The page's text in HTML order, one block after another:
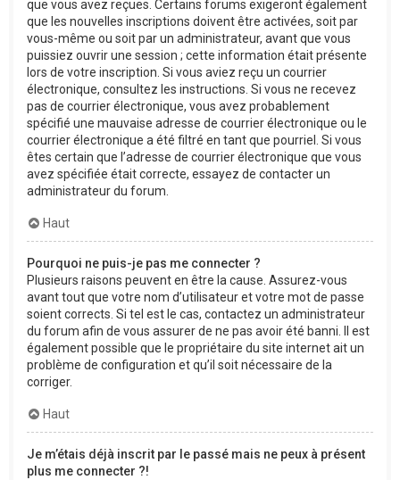
que vous avez reçues. Certains forums exigeront également
que les nouvelles inscriptions doivent être activées, soit par
vous-même ou soit par un administrateur, avant que vous
puissiez ouvrir une session ; cette information était présente
lors de votre inscription. Si vous aviez reçu un courrier
électronique, consultez les instructions. Si vous ne recevez
pas de courrier électronique, vous avez probablement
spécifié une mauvaise adresse de courrier électronique ou le
courrier électronique a été filtré en tant que pourriel. Si vous
êtes certain que l’adresse de courrier électronique que vous
avez spécifiée était correcte, essayez de contacter un
administrateur du forum.
Haut
Pourquoi ne puis-je pas me connecter ?
Plusieurs raisons peuvent en être la cause. Assurez-vous
avant tout que votre nom d’utilisateur et votre mot de passe
soient corrects. Si tel est le cas, contactez un administrateur
du forum afin de vous assurer de ne pas avoir été banni. Il est
également possible que le propriétaire du site internet ait un
problème de configuration et qu’il soit nécessaire de la
corriger.
Haut
Je m’étais déjà inscrit par le passé mais ne peux à présent
plus me connecter ?!